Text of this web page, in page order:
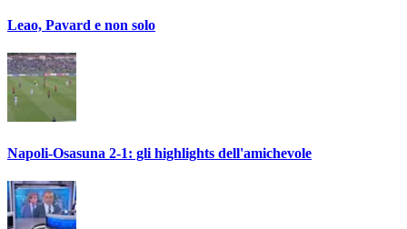
Leao, Pavard e non solo
Napoli-Osasuna 2-1: gli highlights dell'amichevole